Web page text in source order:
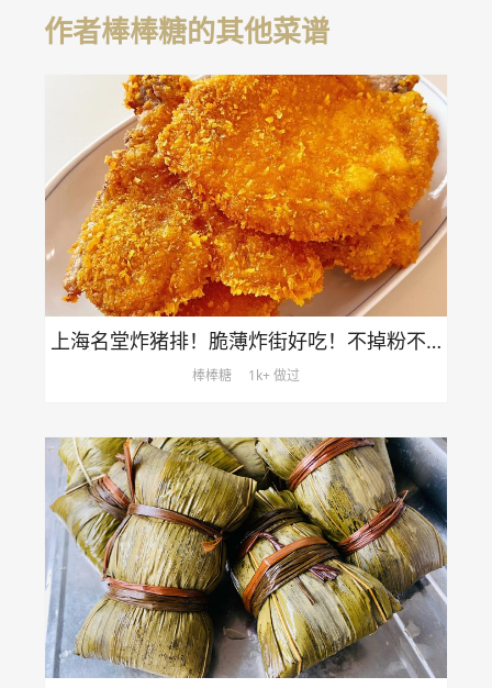
作者棒棒糖的其他菜谱
上海名堂炸猪排！脆薄炸街好吃！不掉粉不掉糠！
棒棒糖 1k+ 做过